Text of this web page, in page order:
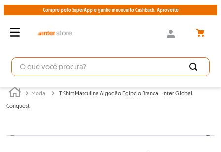
Compre pelo SuperApp e ganhe muuuuuito Cashback. Aproveite
O que você procura?
Moda
T-Shirt Masculina Algodão Egípcio Branca - Inter Global
Conquest